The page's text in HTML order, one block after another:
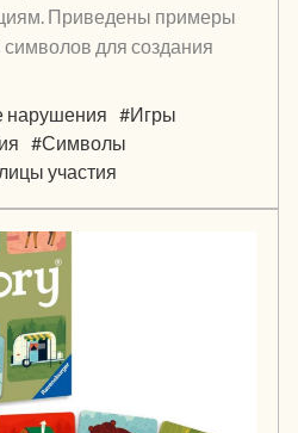
Приведены примеры
символов для создания
нарушения #Игры
#Символы
участия